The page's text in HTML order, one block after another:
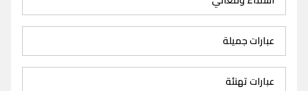
عبارات جميلة
عبارات تهنئة